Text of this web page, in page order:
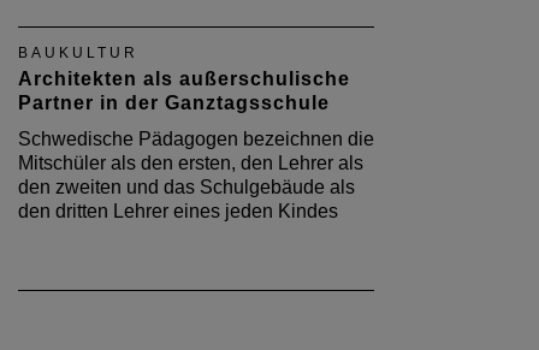
BAUKULTUR
Architekten als außerschulische
Partner in der Ganztagsschule
Schwedische Pädagogen bezeichnen die
Mitschüler als den ersten, den Lehrer als
den zweiten und das Schulgebäude als
den dritten Lehrer eines jeden Kindes